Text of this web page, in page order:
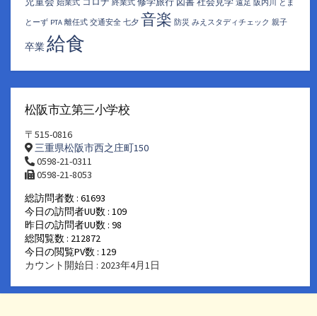
始業式 終業式 遠足 阪内川 とま
とーず PTA 離任式 交通安全 七夕 音楽 防災 みえスタディチェック 親子
卒業給食
松阪市立第三小学校
〒515-0816
三重県松阪市西之庄町150
0598-21-0311
0598-21-8053
総訪問者数 : 61693
今日の訪問者UU数 : 109
昨日の訪問者UU数 : 98
総閲覧数 : 212872
今日の閲覧PV数 : 129
カウント開始日 : 2023年4月1日